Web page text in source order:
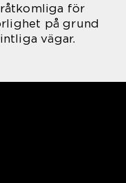
för
på grund
vägar.